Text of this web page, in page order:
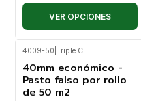
VER OPCIONES
4009-50 Triple C
40mm económico -
Pasto falso por rollo
de 50 m2